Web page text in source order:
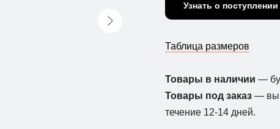
Узнать о поступлении
Таблица размеров
Товары в наличии —
Товары под заказ —
течение 12-14 дней.